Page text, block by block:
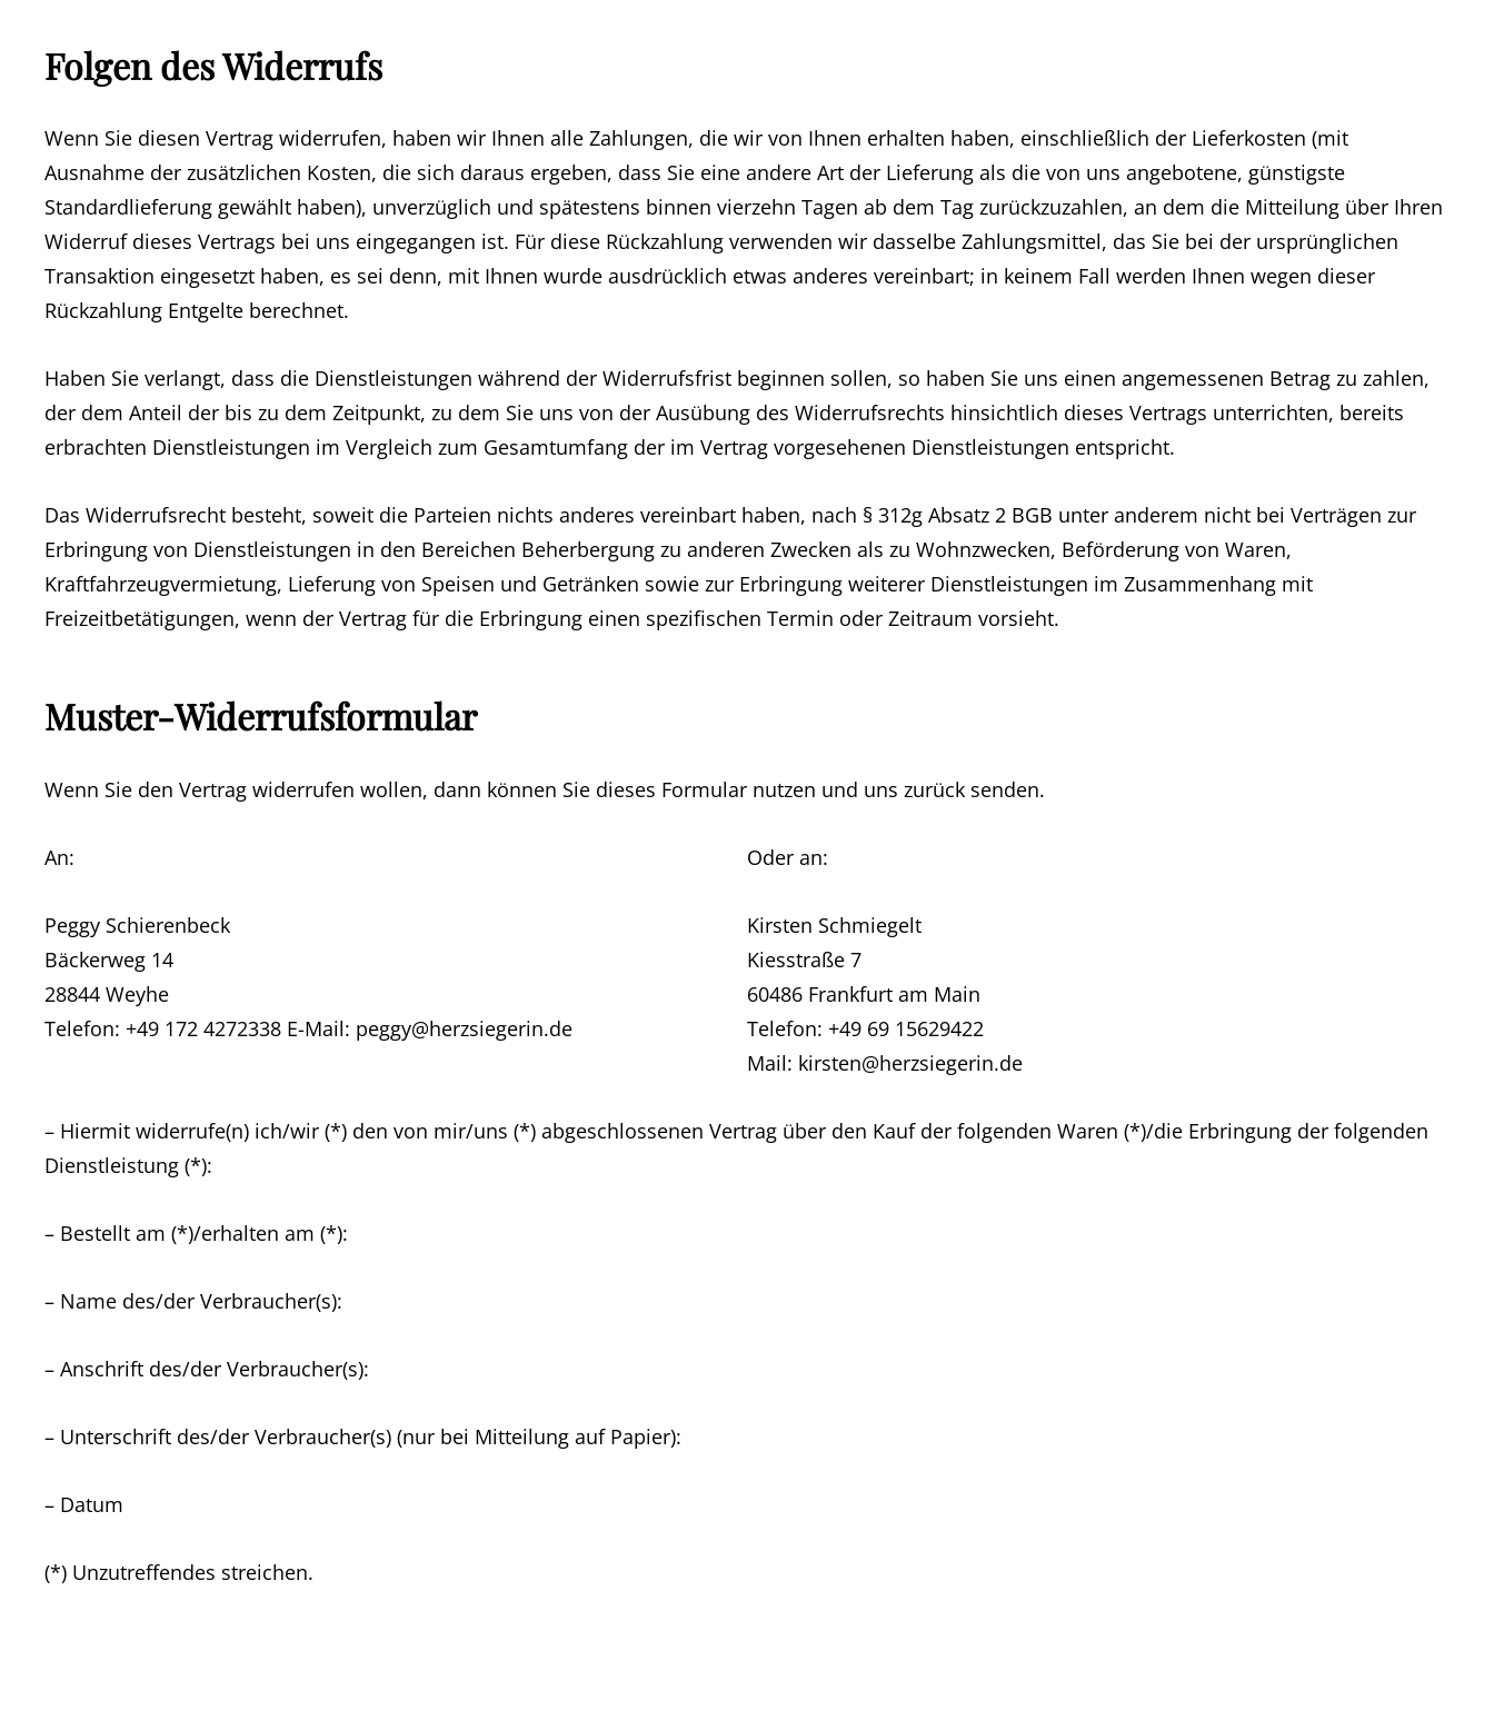
Folgen des Widerrufs
Wenn Sie diesen Vertrag widerrufen, haben wir Ihnen alle Zahlungen, die wir von Ihnen erhalten haben, einschließlich der Lieferkosten (mit
Ausnahme der zusätzlichen Kosten, die sich daraus ergeben, dass Sie eine andere Art der Lieferung als die von uns angebotene, günstigste
Standardlieferung gewählt haben), unverzüglich und spätestens binnen vierzehn Tagen ab dem Tag zurückzuzahlen, an dem die Mitteilung über Ihren
Widerruf dieses Vertrags bei uns eingegangen ist. Für diese Rückzahlung verwenden wir dasselbe Zahlungsmittel, das Sie bei der ursprünglichen
Transaktion eingesetzt haben, es sei denn, mit Ihnen wurde ausdrücklich etwas anderes vereinbart; in keinem Fall werden Ihnen wegen dieser
Rückzahlung Entgelte berechnet.
Haben Sie verlangt, dass die Dienstleistungen während der Widerrufsfrist beginnen sollen, so haben Sie uns einen angemessenen Betrag zu zahlen,
der dem Anteil der bis zu dem Zeitpunkt, zu dem Sie uns von der Ausübung des Widerrufsrechts hinsichtlich dieses Vertrags unterrichten, bereits
erbrachten Dienstleistungen im Vergleich zum Gesamtumfang der im Vertrag vorgesehenen Dienstleistungen entspricht.
Das Widerrufsrecht besteht, soweit die Parteien nichts anderes vereinbart haben, nach § 312g Absatz 2 BGB unter anderem nicht bei Verträgen zur
Erbringung von Dienstleistungen in den Bereichen Beherbergung zu anderen Zwecken als zu Wohnzwecken, Beförderung von Waren,
Kraftfahrzeugvermietung, Lieferung von Speisen und Getränken sowie zur Erbringung weiterer Dienstleistungen im Zusammenhang mit
Freizeitbetätigungen, wenn der Vertrag für die Erbringung einen spezifischen Termin oder Zeitraum vorsieht.
Muster-Widerrufsformular
Wenn Sie den Vertrag widerrufen wollen, dann können Sie dieses Formular nutzen und uns zurück senden.
An:
Peggy Schierenbeck
Bäckerweg 14
28844 Weyhe
Telefon: +49 172 4272338 E-Mail: peggy@herzsiegerin.de
Oder an:
Kirsten Schmiegelt
Kiesstraße 7
60486 Frankfurt am Main
Telefon: +49 69 15629422
Mail: kirsten@herzsiegerin.de
– Hiermit widerrufe(n) ich/wir (*) den von mir/uns (*) abgeschlossenen Vertrag über den Kauf der folgenden Waren (*)/die Erbringung der folgenden
Dienstleistung (*):
– Bestellt am (*)/erhalten am (*):
– Name des/der Verbraucher(s):
– Anschrift des/der Verbraucher(s):
– Unterschrift des/der Verbraucher(s) (nur bei Mitteilung auf Papier):
– Datum
(*) Unzutreffendes streichen.